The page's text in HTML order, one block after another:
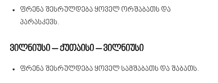
ფრენა შესრულდება ყოველ ორშაბათს და
პარასკევს.
ვილნიუსი – ქუთაისი – ვილნიუსი
ფრენა შესრულდება ყოველ სამშაბათს და შაბათს.